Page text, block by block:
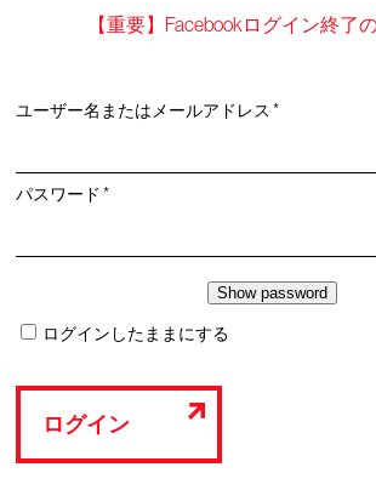
【重要】Facebookログイン終了
ユーザー名またはメールアドレス*必
パスワード*必
ログインしたままにする
ログイン